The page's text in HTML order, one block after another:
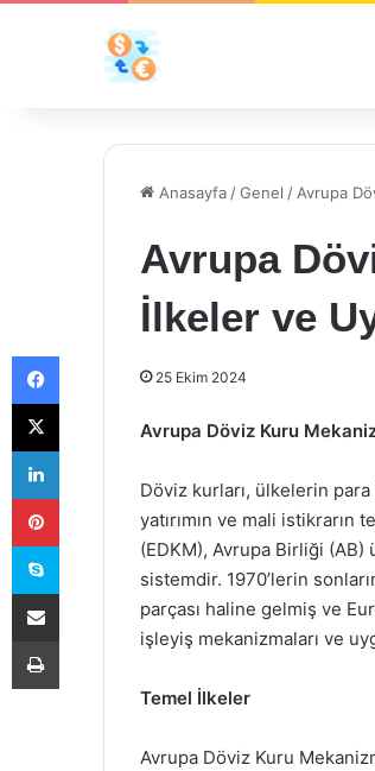
Anasayfa /Genel / Avrupa
Avrupa
İlkeler ve
25 Ekim 2024
Avrupa Döviz Kuru
Döviz kurları, ülkelerin
yatırımın ve mali istikrarın
(EDKM), Avrupa Birliği
sistemdir. 1970’lerin
parçası haline gelmiş ve
işleyiş mekanizmaları ve
Temel İlkeler
Avrupa Döviz Kuru
Facebook
X
LinkedIn
Pinterest
Skype
E-Posta ile paylaş